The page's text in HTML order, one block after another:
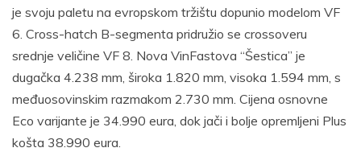
je svoju paletu na evropskom tržištu dopunio modelom VF
6. Cross-hatch B-segmenta pridružio se crossoveru
srednje veličine VF 8. Nova VinFastova “Šestica” je
dugačka 4.238 mm, široka 1.820 mm, visoka 1.594 mm, s
međuosovinskim razmakom 2.730 mm. Cijena osnovne
Eco varijante je 34.990 eura, dok jači i bolje opremljeni Plus
košta 38.990 eura.